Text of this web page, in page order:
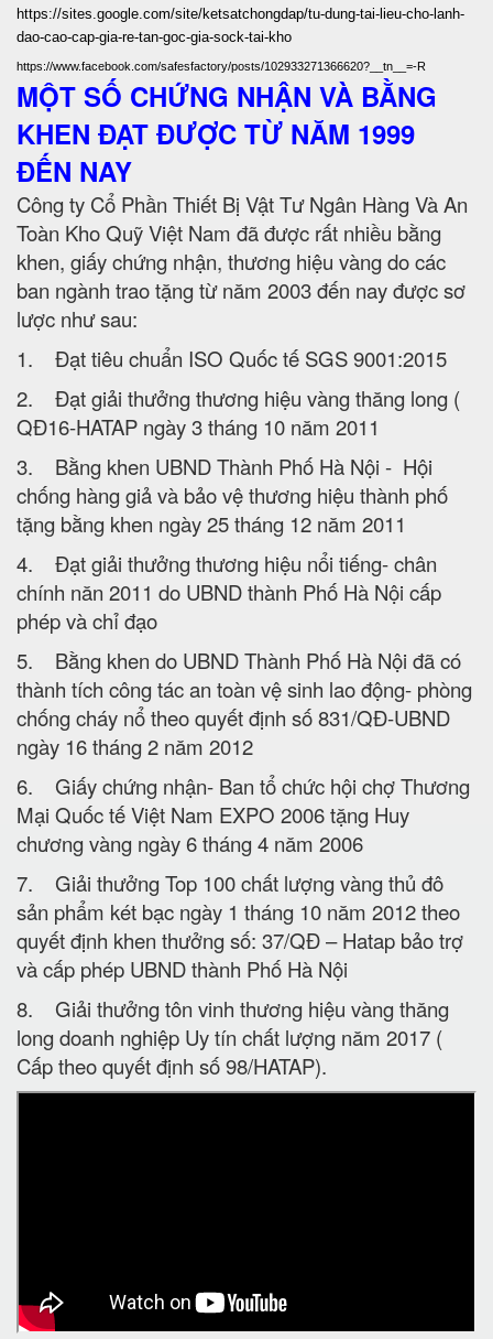
https://sites.google.com/site/ketsatchongdap/tu-dung-tai-lieu-cho-lanh-
dao-cao-cap-gia-re-tan-goc-gia-sock-tai-kho
https://www.facebook.com/safesfactory/posts/102933271366620?__tn__=-R
MỘT SỐ CHỨNG NHẬN VÀ BẰNG
KHEN ĐẠT ĐƯỢC TỪ NĂM 1999
ĐẾN NAY
Công ty Cổ Phần Thiết Bị Vật Tư Ngân Hàng Và An
Toàn Kho Quỹ Việt Nam đã được rất nhiều bằng
khen, giấy chứng nhận, thương hiệu vàng do các
ban ngành trao tặng từ năm 2003 đến nay được sơ
lược như sau:
1. Đạt tiêu chuẩn ISO Quốc tế SGS 9001:2015
2. Đạt giải thưởng thương hiệu vàng thăng long (
QĐ16-HATAP ngày 3 tháng 10 năm 2011
3. Bằng khen UBND Thành Phố Hà Nội - Hội
chống hàng giả và bảo vệ thương hiệu thành phố
tặng bằng khen ngày 25 tháng 12 năm 2011
4. Đạt giải thưởng thương hiệu nổi tiếng- chân
chính năn 2011 do UBND thành Phố Hà Nội cấp
phép và chỉ đạo
5. Bằng khen do UBND Thành Phố Hà Nội đã có
thành tích công tác an toàn vệ sinh lao động- phòng
chống cháy nổ theo quyết định số 831/QĐ-UBND
ngày 16 tháng 2 năm 2012
6. Giấy chứng nhận- Ban tổ chức hội chợ Thương
Mại Quốc tế Việt Nam EXPO 2006 tặng Huy
chương vàng ngày 6 tháng 4 năm 2006
7. Giải thưởng Top 100 chất lượng vàng thủ đô
sản phẩm két bạc ngày 1 tháng 10 năm 2012 theo
quyết định khen thưởng số: 37/QĐ – Hatap bảo trợ
và cấp phép UBND thành Phố Hà Nội
8. Giải thưởng tôn vinh thương hiệu vàng thăng
long doanh nghiệp Uy tín chất lượng năm 2017 (
Cấp theo quyết định số 98/HATAP).